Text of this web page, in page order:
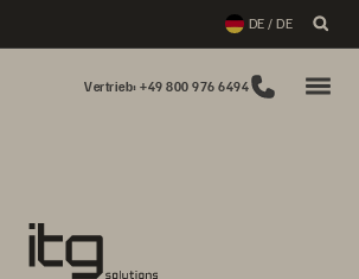
DE / DE
Vertrieb: +49 800 976 6494